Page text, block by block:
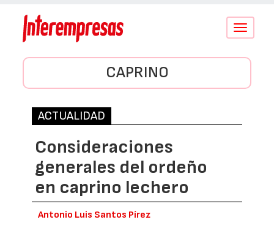
Conmutar
CAPRINO
ACTUALIDAD
Consideraciones
generales del ordeño
en caprino lechero
Antonio Luis Santos Pírez